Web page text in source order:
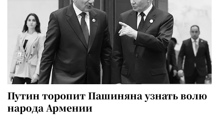
Путин торопит Пашиняна узнать волю
народа Армении